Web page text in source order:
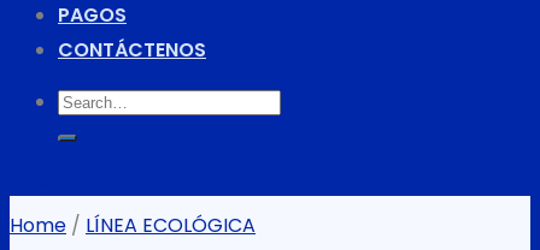
PAGOS
CONTÁCTENOS
Search
for:
Home / LÍNEA ECOLÓGICA